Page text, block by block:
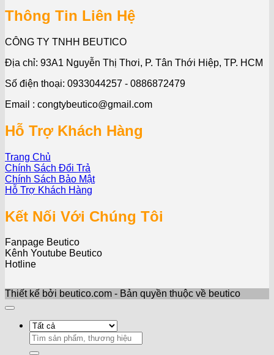
Thông Tin Liên Hệ
CÔNG TY TNHH BEUTICO
Địa chỉ: 93A1 Nguyễn Thị Thơi, P. Tân Thới Hiệp, TP. HCM
Số điện thoại: 0933044257 - 0886872479
Email : congtybeutico@gmail.com
Hỗ Trợ Khách Hàng
Trang Chủ
Chính Sách Đổi Trả
Chính Sách Bảo Mật
Hỗ Trợ Khách Hàng
Kết Nối Với Chúng Tôi
Fanpage Beutico
Kênh Youtube Beutico
Hotline
Thiết kế bởi beutico.com - Bản quyền thuộc về beutico
Search
for: